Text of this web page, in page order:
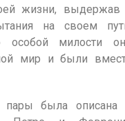
жизни, выдержав
на своем
особой милости
мир и были
пары была описана